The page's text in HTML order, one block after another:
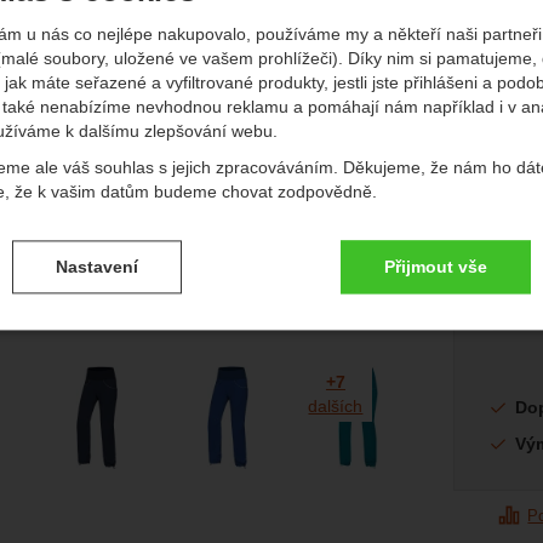
u nás co nejlépe nakupovalo, používáme my a někteří naši partneři
soubory, uložené ve vašem prohlížeči). Díky nim si pamatujeme,
máte seřazené a vyfiltrované produkty, jestli jste přihlášeni a
nenabízíme nevhodnou reklamu a pomáhají nám například i v
k dalšímu zlepšování webu.
ale váš souhlas s jejich zpracováváním. Děkujeme, že nám ho
že k vašim datům budeme chovat zodpovědně.
souhlasů s kategoriemi cookies
- bez těchto cookies náš web nebude fungovat.
cookies umožňují váš průchod nákupním košíkem, porovnávání
funkce.
a rozšířené funkce
a rozšířené funkce
abyste nemuseli vše nastavovat znovu a
spojit např. pomocí chatu
Nastavení Přijmout vše
+7
dalších
2